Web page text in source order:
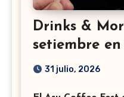
Drinks &
setiembre
31 julio, 2026